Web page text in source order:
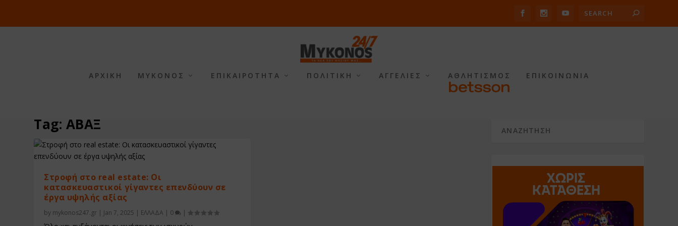
ΑΡΧΙΚΗ ΜΥΚΟΝΟΣ ΕΠΙΚΑΙΡΟΤΗΤΑ ΠΟΛΙΤΙΚΗ ΑΓΓΕΛΙΕΣ ΑΘΛΗΤΙΣΜΟΣ ΕΠΙΚΟΙΝΩΝΙΑ
Tag: ΑΒΑΞ
Στροφή στο real estate: Οι
κατασκευαστικοί γίγαντες επενδύουν σε
έργα υψηλής αξίας
by mykonos247.gr | Jan 7, 2025 | ΕΛΛΑΔΑ | 0 |